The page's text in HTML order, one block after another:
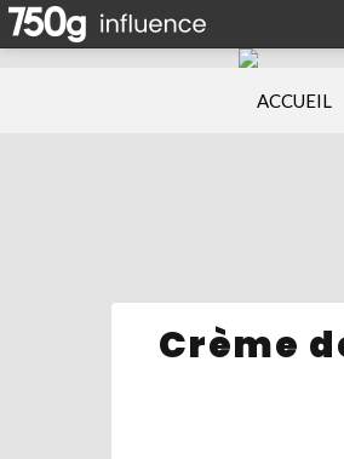
ACCUEIL
Crème